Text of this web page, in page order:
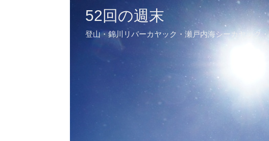
52回の週末
登山・錦川リバーカヤック・瀬戸内海シーカヤック